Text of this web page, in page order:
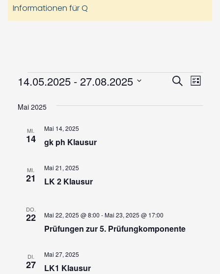
Informationen für Q
Veranstaltungen
und
SucheListe
14.05.2025 - 27.08.2025
Mai 2025
MI.
14 gk ph Klausur
Mai 14, 2025
MI.
21 LK 2 Klausur
Mai 21, 2025
DO.
22
Prüfungen zur 5. Prüfungkomponente
Mai 22, 2025 @ 8:00 -Mai 23, 2025 @ 17:00
DI.
27 LK1 Klausur
Mai 27, 2025